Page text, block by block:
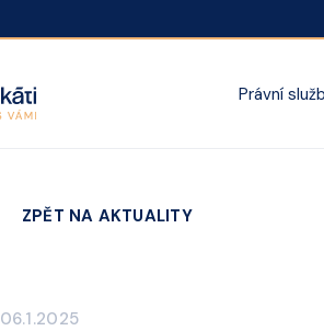
Právní
ZPĚT NA AKTUALITY
06.1.2025